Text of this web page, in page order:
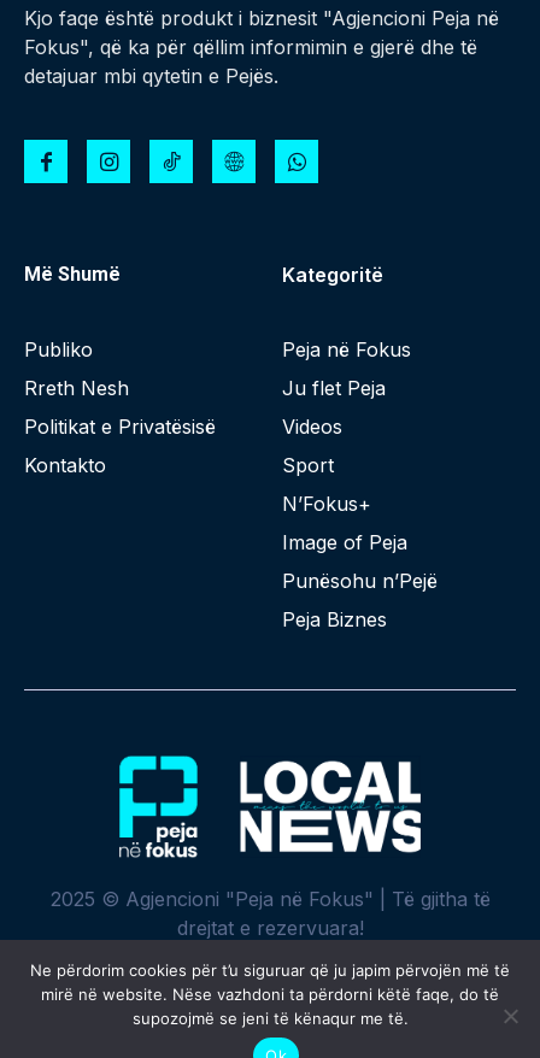
Kjo faqe është produkt i biznesit "Agjencioni Peja në
Fokus", që ka për qëllim informimin e gjerë dhe të
detajuar mbi qytetin e Pejës.
Më Shumë
Publiko
Rreth Nesh
Politikat e Privatësisë
Kontakto
Kategoritë
Peja në Fokus
Ju flet Peja
Videos
Sport
N’Fokus+
Image of Peja
Punësohu n’Pejë
Peja Biznes
2025 © Agjencioni "Peja në Fokus" | Të gjitha të
drejtat e rezervuara!
Krijuar me ♥ nga
Ne përdorim cookies për t’u siguruar që ju japim përvojën më të
mirë në website. Nëse vazhdoni ta përdorni këtë faqe, do të
supozojmë se jeni të kënaqur me të.